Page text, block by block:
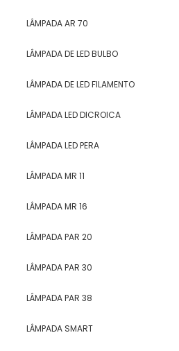
LÂMPADA AR 70
LÂMPADA DE LED BULBO
LÂMPADA DE LED FILAMENTO
LÂMPADA LED DICROICA
LÂMPADA LED PERA
LÂMPADA MR 11
LÂMPADA MR 16
LÂMPADA PAR 20
LÂMPADA PAR 30
LÂMPADA PAR 38
LÂMPADA SMART